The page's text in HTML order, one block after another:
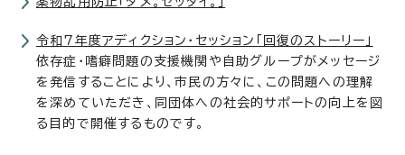
令和7年度アディクション・セッション「回復のストーリー」
依存症・嗜癖問題の支援機関や自助グループがメッセージ
を発信することにより、市民の方々に、この問題への理解
を深めていただき、同団体への社会的サポートの向上を図
る目的で開催するものです。